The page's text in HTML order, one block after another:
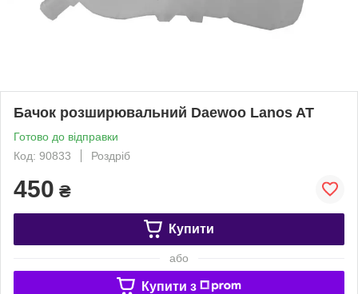
Бачок розширювальний Daewoo Lanos AT
Готово до відправки
Код: 90833
Роздріб
450 ₴
Купити
або
Купити з